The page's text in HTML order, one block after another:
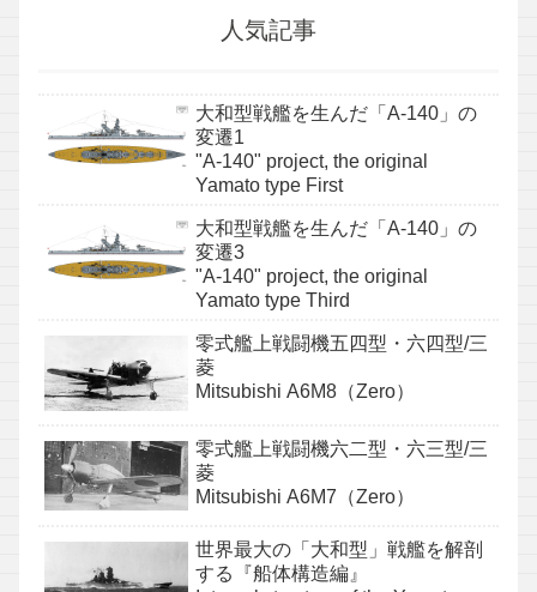
人気記事
大和型戦艦を生んだ「A-140」の
変遷1
"A-140" project, the original
Yamato type First
大和型戦艦を生んだ「A-140」の
変遷3
"A-140" project, the original
Yamato type Third
零式艦上戦闘機五四型・六四型/三
菱
Mitsubishi A6M8（Zero）
零式艦上戦闘機六二型・六三型/三
菱
Mitsubishi A6M7（Zero）
世界最大の「大和型」戦艦を解剖
する『船体構造編』